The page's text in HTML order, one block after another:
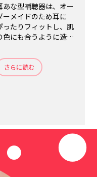
あな型補聴器は、オー
ーメイドのため耳に
ったりフィットし、肌
色にも合うように造ら
ています。
さらに読む